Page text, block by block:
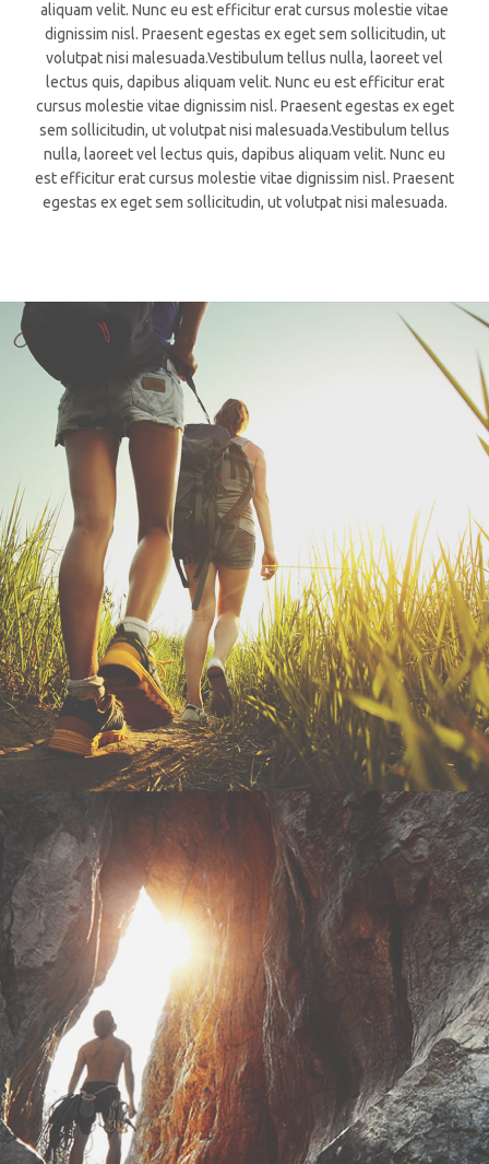
aliquam velit. Nunc eu est efficitur erat cursus molestie vitae
dignissim nisl. Praesent egestas ex eget sem sollicitudin, ut
volutpat nisi malesuada.Vestibulum tellus nulla, laoreet vel
lectus quis, dapibus aliquam velit. Nunc eu est efficitur erat
cursus molestie vitae dignissim nisl. Praesent egestas ex eget
sem sollicitudin, ut volutpat nisi malesuada.Vestibulum tellus
nulla, laoreet vel lectus quis, dapibus aliquam velit. Nunc eu
est efficitur erat cursus molestie vitae dignissim nisl. Praesent
egestas ex eget sem sollicitudin, ut volutpat nisi malesuada.